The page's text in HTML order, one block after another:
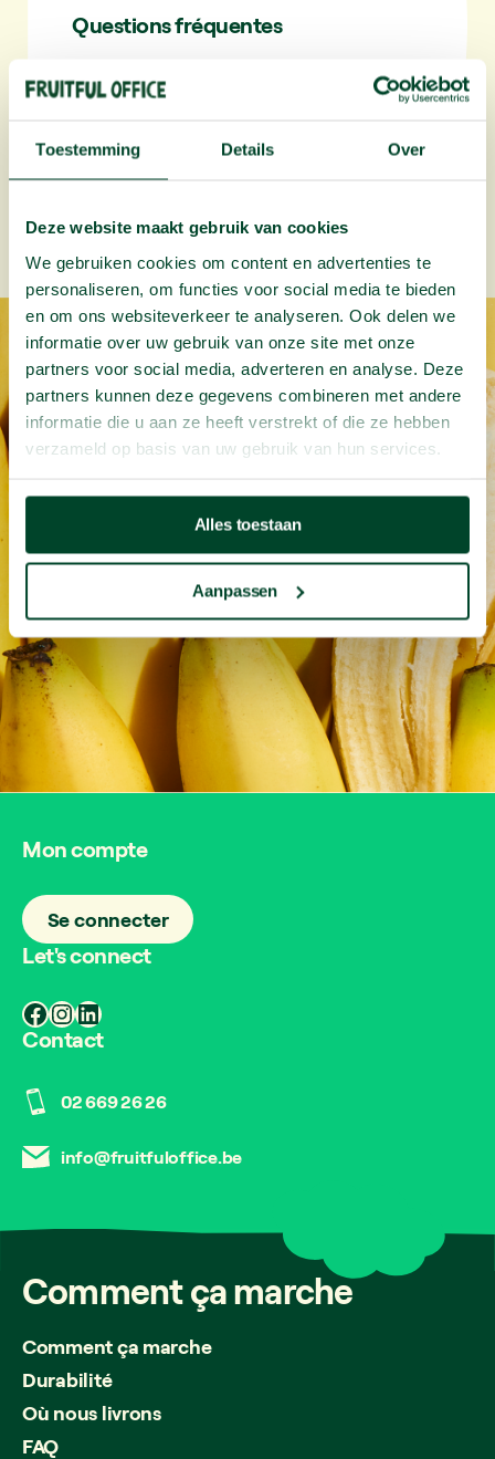
Toestemming Details Over
Deze website maakt gebruik van cookies
We gebruiken cookies om content en advertenties te
personaliseren, om functies voor social media te bieden
en om ons websiteverkeer te analyseren. Ook delen we
informatie over uw gebruik van onze site met onze
partners voor social media, adverteren en analyse. Deze
partners kunnen deze gegevens combineren met andere
informatie die u aan ze heeft verstrekt of die ze hebben
verzameld op basis van uw gebruik van hun services.
Alles toestaan
Aanpassen
Questions fréquentes
Consultez notre
pour tout savoir
Desfruitsautravailqui
fonteffet
Commandez maintenant
Mon compte
Se connecter
Let's connect
Facebook
Instagram
LinkedIn
Contact
02 669 26 26
info@fruitfuloffice.be
Commentçamarche
Comment ça marche
Durabilité
Où nous livrons
FAQ